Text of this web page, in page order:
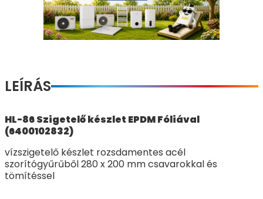
LEÍRÁS
HL-86 Szigetelő készlet EPDM Fóliával
(6400102832)
vízszigetelő készlet rozsdamentes acél
szorítógyűrűből 280 x 200 mm csavarokkal és
tömítéssel